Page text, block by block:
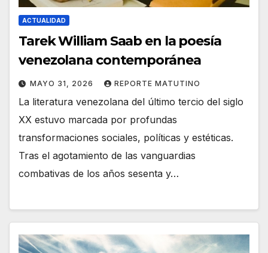
ACTUALIDAD
Tarek William Saab en la poesía
venezolana contemporánea
MAYO 31, 2026 REPORTE MATUTINO
La literatura venezolana del último tercio del siglo
XX estuvo marcada por profundas
transformaciones sociales, políticas y estéticas.
Tras el agotamiento de las vanguardias
combativas de los años sesenta y…